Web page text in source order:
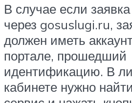
В случае если
через gosuslugi.ru,
должен иметь
портале, прошедший
идентификацию. В
кабинете нужно